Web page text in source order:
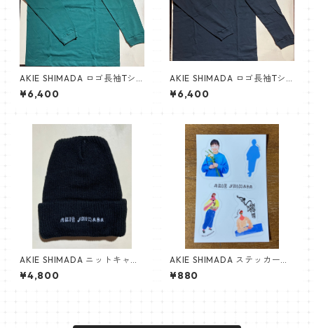
AKIE SHIMADA ロゴ長袖Tシ
ャツ（アイビーグリーン）NE
W!!
¥6,400
AKIE SHIMADA ロゴ長袖Tシ
ャツ（黒）NEW!!
¥6,400
AKIE SHIMADA ニットキャッ
プ（黒）NEW!!
¥4,800
AKIE SHIMADA ステッカーシ
ート
¥880